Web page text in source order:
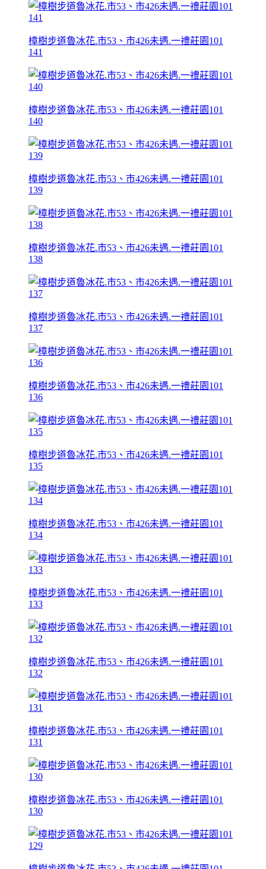
樟樹步道魯冰花.市53、市426未遇.一禮莊園101
141
樟樹步道魯冰花.市53、市426未遇.一禮莊園101
140
樟樹步道魯冰花.市53、市426未遇.一禮莊園101
139
樟樹步道魯冰花.市53、市426未遇.一禮莊園101
138
樟樹步道魯冰花.市53、市426未遇.一禮莊園101
137
樟樹步道魯冰花.市53、市426未遇.一禮莊園101
136
樟樹步道魯冰花.市53、市426未遇.一禮莊園101
135
樟樹步道魯冰花.市53、市426未遇.一禮莊園101
134
樟樹步道魯冰花.市53、市426未遇.一禮莊園101
133
樟樹步道魯冰花.市53、市426未遇.一禮莊園101
132
樟樹步道魯冰花.市53、市426未遇.一禮莊園101
131
樟樹步道魯冰花.市53、市426未遇.一禮莊園101
130